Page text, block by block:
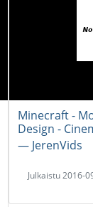
Minecraft -
Design -
― JerenVids
Julkaistu 2016-